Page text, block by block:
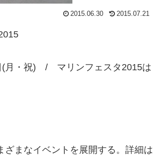
2015.06.30 2015.07.21
(月・祝) / マリンフェスタ2015は
まなイベントを展開する。詳細は